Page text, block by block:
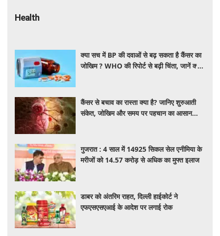
Health
क्या सच में BP की दवाओं से बढ़ सकता है कैंसर का
जोखिम ? WHO की रिपोर्ट से बढ़ी चिंता, जानें क्या
कैंसर से बचाव का रास्ता क्या है? जानिए शुरुआती
संकेत, जोखिम और समय पर पहचान का आसान
गुजरात : 4 साल में 14925 सिकल सेल एनीमिया के
मरीजों को 14.57 करोड़ से अधिक का मुफ्त इलाज
डाबर को अंतरिम राहत, दिल्ली हाईकोर्ट ने
एफएसएसएआई के आदेश पर लगाई रोक